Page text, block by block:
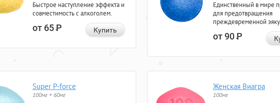
Быстрое наступление эффекта и
совместимость с алкоголем.
от 65Р Купить
Единственный в мире
для предотвращения
преждевременной
от 90Р
Super P-force
100мг + 60мг
Женская Виагра
100мг